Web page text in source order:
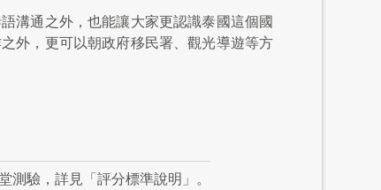
溝通之外，也能讓大家更認識泰國這個國
外，更可以朝政府移民署、觀光導遊等方
驗，詳見「評分標準說明」。